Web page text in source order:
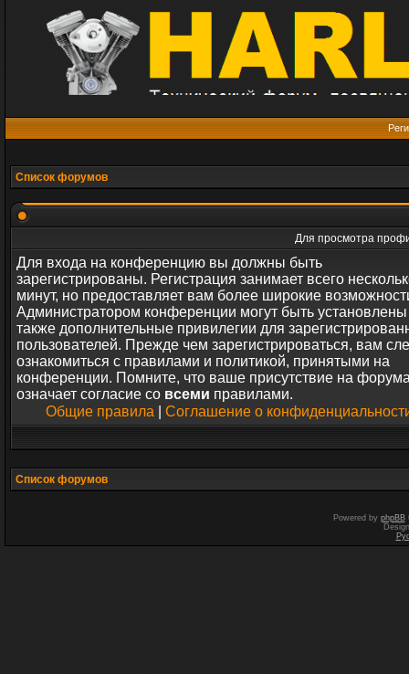
Список форумов
Для просмотра
Для входа на конференцию вы должны быть
зарегистрированы. Регистрация занимает всего
минут, но предоставляет вам более широкие
Администратором конференции могут быть установлены
также дополнительные привилегии для
пользователей. Прежде чем зарегистрироваться, вам
ознакомиться с правилами и политикой, принятыми на
конференции. Помните, что ваше присутствие на
означает согласие со всеми правилами.
Общие правила
Соглашение о
Список форумов
Powered by phpBB